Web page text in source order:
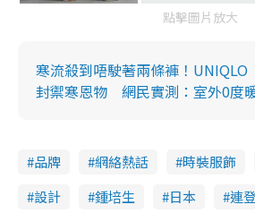
點擊圖片放大
寒流殺到唔駛著兩條褲！UNIQLO
封禦寒恩物 網民實測：室外0度
品牌 網絡熱話 時裝服飾
設計
鍾培生 日本 連